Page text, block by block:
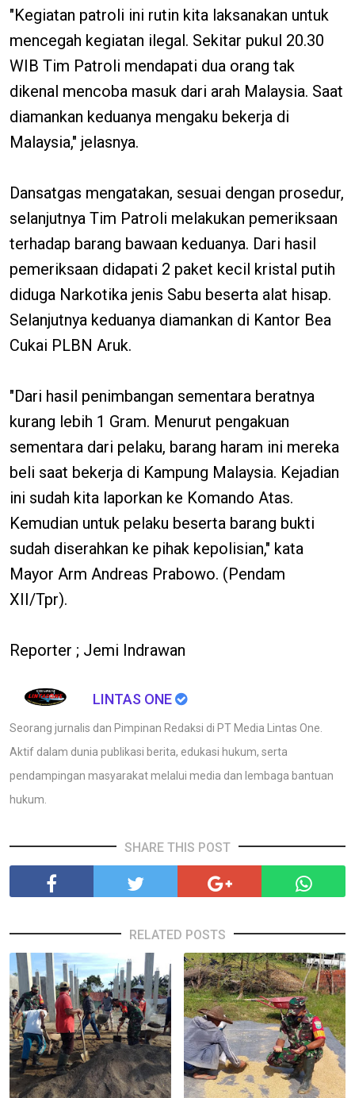
"Kegiatan patroli ini rutin kita laksanakan untuk
mencegah kegiatan ilegal. Sekitar pukul 20.30
WIB Tim Patroli mendapati dua orang tak
dikenal mencoba masuk dari arah Malaysia. Saat
diamankan keduanya mengaku bekerja di
Malaysia," jelasnya.
Dansatgas mengatakan, sesuai dengan prosedur,
selanjutnya Tim Patroli melakukan pemeriksaan
terhadap barang bawaan keduanya. Dari hasil
pemeriksaan didapati 2 paket kecil kristal putih
diduga Narkotika jenis Sabu beserta alat hisap.
Selanjutnya keduanya diamankan di Kantor Bea
Cukai PLBN Aruk.
"Dari hasil penimbangan sementara beratnya
kurang lebih 1 Gram. Menurut pengakuan
sementara dari pelaku, barang haram ini mereka
beli saat bekerja di Kampung Malaysia. Kejadian
ini sudah kita laporkan ke Komando Atas.
Kemudian untuk pelaku beserta barang bukti
sudah diserahkan ke pihak kepolisian," kata
Mayor Arm Andreas Prabowo. (Pendam
XII/Tpr).
Reporter ; Jemi Indrawan
LINTAS ONE
Seorang jurnalis dan Pimpinan Redaksi di PT Media Lintas One.
Aktif dalam dunia publikasi berita, edukasi hukum, serta
pendampingan masyarakat melalui media dan lembaga bantuan
hukum.
SHARE THIS POST
RELATED POSTS